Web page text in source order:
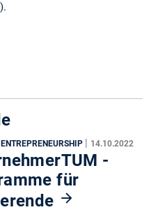
| 14.10.2022
-
für